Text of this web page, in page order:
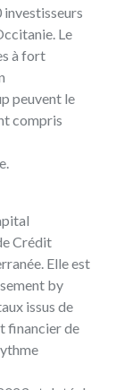
investisseurs
Le
à fort
peuvent le
compris
Crédit
Elle est
by
issus de
financier de